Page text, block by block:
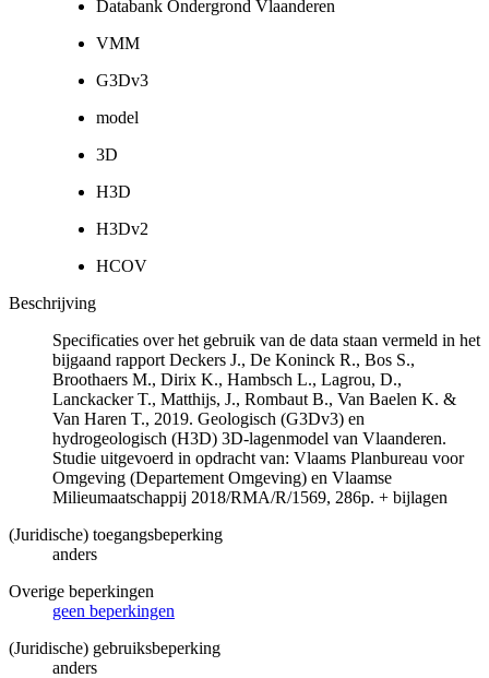
Databank Ondergrond Vlaanderen
VMM
G3Dv3
model
3D
H3D
H3Dv2
HCOV
Beschrijving
Specificaties over het gebruik van de data staan vermeld in het
bijgaand rapport Deckers J., De Koninck R., Bos S.,
Broothaers M., Dirix K., Hambsch L., Lagrou, D.,
Lanckacker T., Matthijs, J., Rombaut B., Van Baelen K. &
Van Haren T., 2019. Geologisch (G3Dv3) en
hydrogeologisch (H3D) 3D-lagenmodel van Vlaanderen.
Studie uitgevoerd in opdracht van: Vlaams Planbureau voor
Omgeving (Departement Omgeving) en Vlaamse
Milieumaatschappij 2018/RMA/R/1569, 286p. + bijlagen
(Juridische) toegangsbeperking
anders
Overige beperkingen
geen beperkingen
(Juridische) gebruiksbeperking
anders